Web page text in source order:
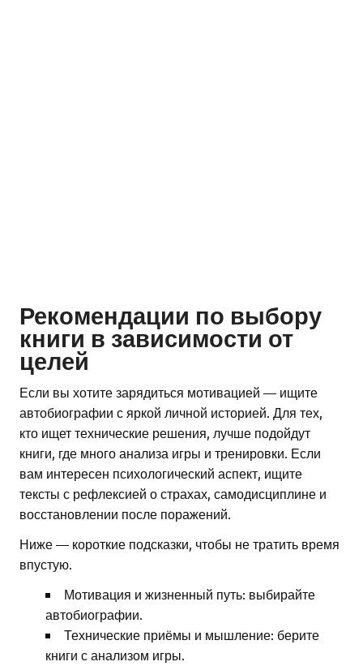
Рекомендации по выбору
книги в зависимости от
целей
Если вы хотите зарядиться мотивацией — ищите
автобиографии с яркой личной историей. Для тех,
кто ищет технические решения, лучше подойдут
книги, где много анализа игры и тренировки. Если
вам интересен психологический аспект, ищите
тексты с рефлексией о страхах, самодисциплине и
восстановлении после поражений.
Ниже — короткие подсказки, чтобы не тратить время
впустую.
Мотивация и жизненный путь: выбирайте
автобиографии.
Технические приёмы и мышление: берите
книги с анализом игры.